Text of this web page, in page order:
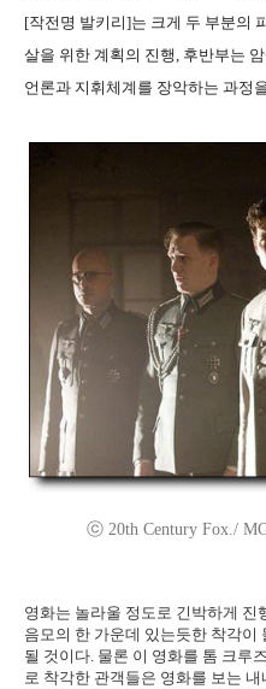
[작전명 발키리]는 크게 두 부분의
살을 위한 계획의 진행, 후반부는
언론과 지휘체계를 장악하는 과정
ⓒ 20th Century Fox./
영화는 놀라울 정도로 긴박하게
음모의 한 가운데 있는듯한 착각이
될 것이다. 물론 이 영화를 톰 크루
로 착각한 관객들은 영화를 보는